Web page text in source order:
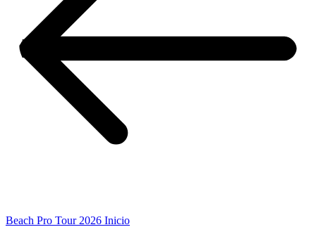
Beach Pro Tour 2026 Inicio